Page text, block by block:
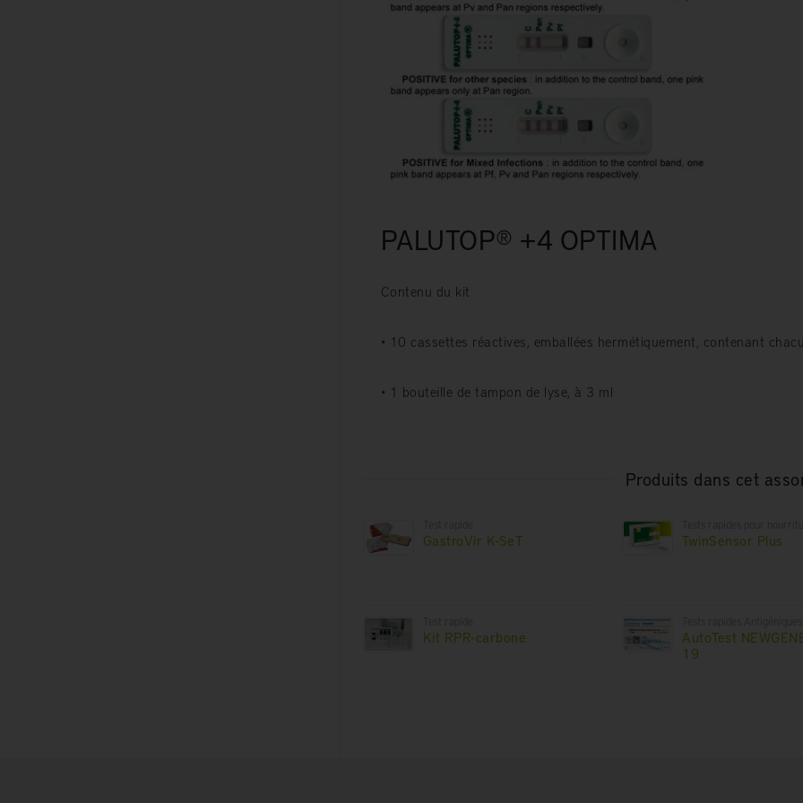
PALUTOP® +4 OPTIMA
Contenu du kit
• 10 cassettes réactives, emballées hermétiquement, contenant
• 1 bouteille de tampon de lyse, à 3 ml
Produits dans cet
GastroVir K-SeT
Kit RPR-carbone
TwinSensor Plus
AutoTest
19